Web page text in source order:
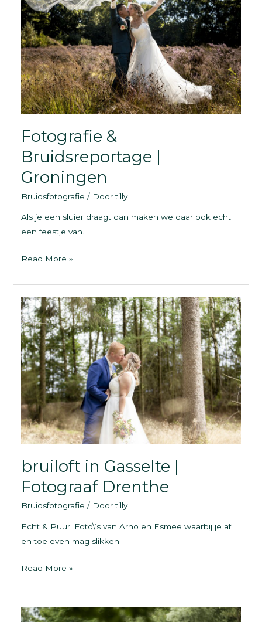
Fotografie &
Bruidsreportage |
Groningen
Bruidsfotografie / Doortilly
Als je een sluier draagt dan maken we daar ook echt
een feestje van.
Fotografie
Bruidsreportage
|
Groningen
Read More »
bruiloft in Gasselte |
Fotograaf Drenthe
Bruidsfotografie / Doortilly
Echt & Puur! Foto\’s van Arno en Esmee waarbij je af
en toe even mag slikken.
bruiloft
Gasselte
|
Read More »